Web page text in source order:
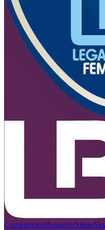
CompetizioniSquadreAtlete